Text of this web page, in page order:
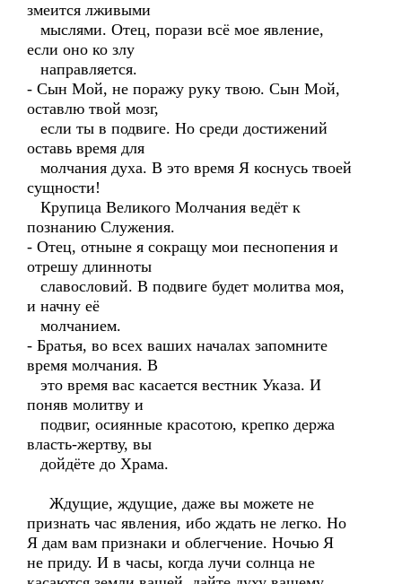
змеится лживыми
мыслями. Отец, порази всё мое явление,
если оно ко злу
направляется.
- Сын Мой, не поражу руку твою. Сын Мой,
оставлю твой мозг,
если ты в подвиге. Но среди достижений
оставь время для
молчания духа. В это время Я коснусь твоей
сущности!
Крупица Великого Молчания ведёт к
познанию Служения.
- Отец, отныне я сокращу мои песнопения и
отрешу длинноты
славословий. В подвиге будет молитва моя,
и начну её
молчанием.
- Братья, во всех ваших началах запомните
время молчания. В
это время вас касается вестник Указа. И
поняв молитву и
подвиг, осиянные красотою, крепко держа
власть-жертву, вы
дойдёте до Храма.
Ждущие, ждущие, даже вы можете не
признать час явления, ибо ждать не легко. Но
Я дам вам признаки и облегчение. Ночью Я
не приду. И в часы, когда лучи солнца не